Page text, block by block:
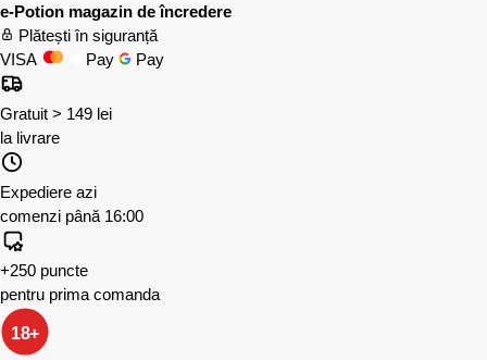
e-Potion magazin de încredere
Plătești în siguranță
VISA
Pay Pay
Gratuit > 149 lei
la livrare
Expediere azi
comenzi până 16:00
+250 puncte
pentru prima comanda
18+